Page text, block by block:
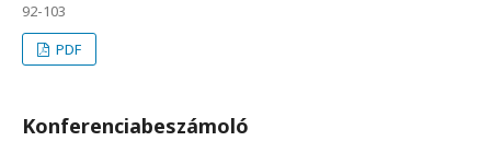
92-103
PDF
Konferenciabeszámoló